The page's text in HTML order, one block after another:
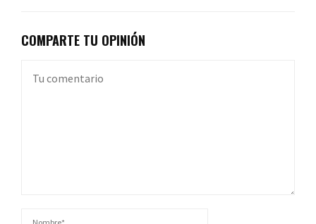
COMPARTE TU OPINIÓN